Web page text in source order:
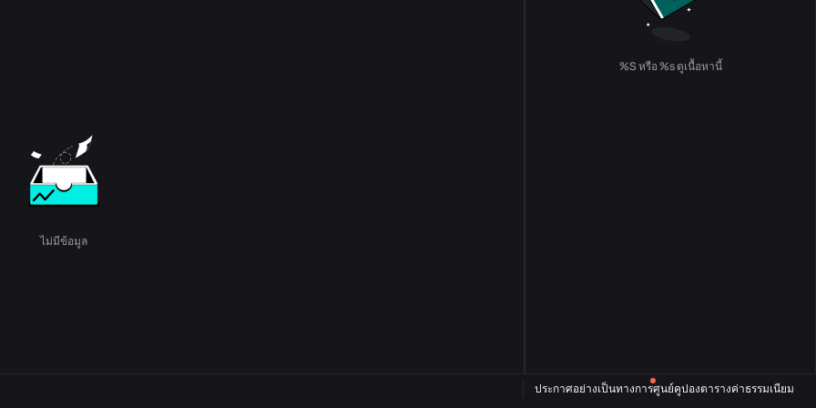
ไม่มีข้อมูล
%S หรือ %s ดูเนื้อหานี้
ประกาศอย่างเป็นทางการศูนย์คูปองตารางค่าธรรมเนียม